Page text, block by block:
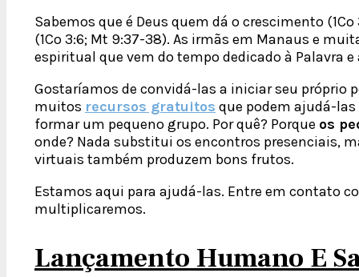
Sabemos que é Deus quem dá o crescimento
(1Co 3:6; Mt 9:37-38). As irmãs em Manaus e
espiritual que vem do tempo dedicado à Palavra
Gostaríamos de convidá-las a iniciar seu próprio
muitos recursos gratuitos que podem ajudá-
formar um pequeno grupo. Por quê? Porque os
onde? Nada substitui os encontros presenciais,
virtuais também produzem bons frutos.
Estamos aqui para ajudá-las. Entre em contato
multiplicaremos.
Lançamento Humano E